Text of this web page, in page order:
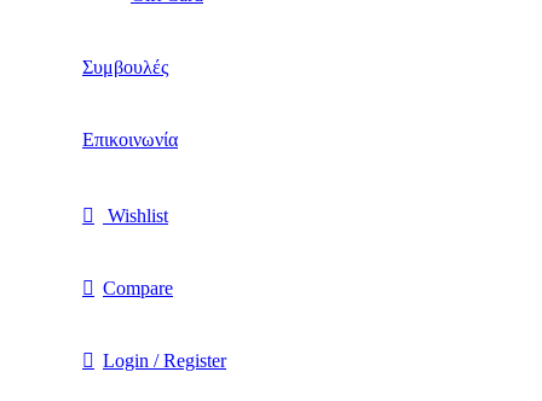
Συμβουλές
Επικοινωνία
Wishlist
Compare
Login / Register